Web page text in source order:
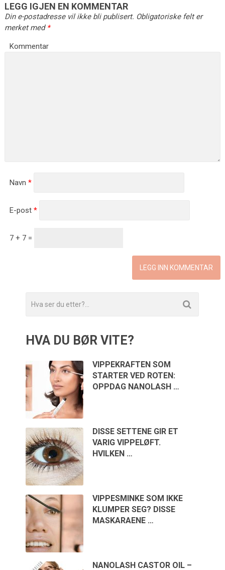
LEGG IGJEN EN KOMMENTAR
Din e-postadresse vil ikke bli publisert. Obligatoriske felt er
merket med *
Kommentar
Navn *
E-post *
7 + 7 =
HVA DU BØR VITE?
VIPPEKRAFTEN SOM
STARTER VED ROTEN:
OPPDAG NANOLASH …
DISSE SETTENE GIR ET
VARIG VIPPELØFT.
HVILKEN …
VIPPESMINKE SOM IKKE
KLUMPER SEG? DISSE
MASKARAENE …
NANOLASH CASTOR OIL –